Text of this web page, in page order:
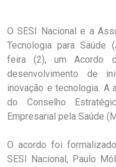
O SESI Nacional e a
Tecnologia para Saúde
feira (2), um Acordo
desenvolvimento de
inovação e tecnologia. A
do Conselho
Empresarial pela Saúde
O acordo foi
SESI Nacional, Paulo